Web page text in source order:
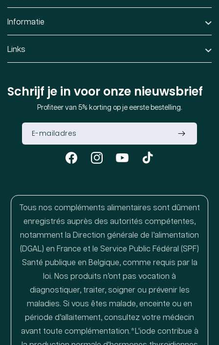
Informatie
Links
Schrijf je in voor onze nieuwsbrief
Profiteer van 5% korting op je eerste bestelling.
FacebookInstagramYouTube TikTok
Tous nos compléments alimentaires sont dûment
enregistrés auprès des autorités compétentes,
notamment la Direction générale de l’alimentation
(DGAL) en France et le Service Public Fédéral (SPF)
Santé publique en Belgique, comme requis par la
loi. Nos produits n’ont pas vocation à
diagnostiquer, traiter, soigner ou prévenir les
maladies. Si vous êtes malade, enceinte ou en
période d’allaitement, consultez votre médecin
avant toute complémentation.*L'iode contribue à